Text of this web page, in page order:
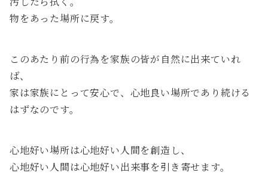
物をあった場所に戻す。
このあたり前の行為を家族の皆が自然に出来ていれ
ば、
家は家族にとって安心で、心地良い場所であり続ける
はずなのです。
心地好い場所は心地好い人間を創造し、
心地好い人間は心地好い出来事を引き寄せます。